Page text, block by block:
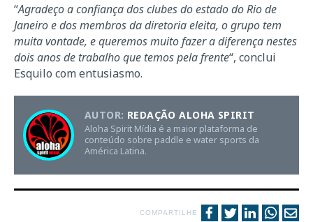
“Agradeço a confiança dos clubes do estado do Rio de
Janeiro e dos membros da diretoria eleita, o grupo tem
muita vontade, e queremos muito fazer a diferença nestes
dois anos de trabalho que temos pela frente“, conclui
Esquilo com entusiasmo.
AUTOR: REDAÇÃO ALOHA SPIRIT
Aloha Spirit Mídia é a maior plataforma de
conteúdo sobre paddle e water sports da
América Latina.
COMPARTILHE